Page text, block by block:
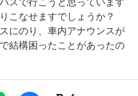
スで行こうと思っています
こなせますでしょうか？
にのり、車内アナウンスが
結構困ったことがあったの